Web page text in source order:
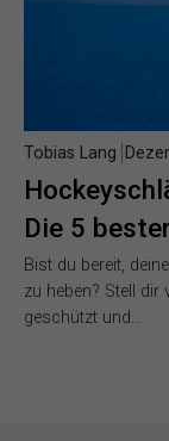
Die 5
Tobias Lang
Bist du bereit,
zu heben? Stell
geschützt und…